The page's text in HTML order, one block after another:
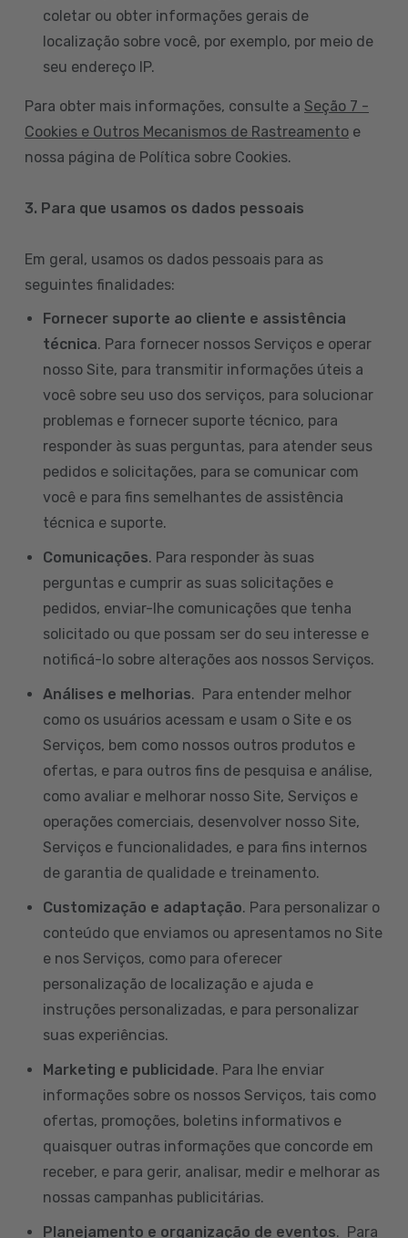
coletar ou obter informações gerais de
localização sobre você, por exemplo, por meio de
seu endereço IP.
Para obter mais informações, consulte a Seção 7 -
Cookies e Outros Mecanismos de Rastreamento e
nossa página de Política sobre Cookies.
3. Para que usamos os dados pessoais
Em geral, usamos os dados pessoais para as
seguintes finalidades:
Fornecer suporte ao cliente e assistência
técnica. Para fornecer nossos Serviços e operar
nosso Site, para transmitir informações úteis a
você sobre seu uso dos serviços, para solucionar
problemas e fornecer suporte técnico, para
responder às suas perguntas, para atender seus
pedidos e solicitações, para se comunicar com
você e para fins semelhantes de assistência
técnica e suporte.
Comunicações. Para responder às suas
perguntas e cumprir as suas solicitações e
pedidos, enviar-lhe comunicações que tenha
solicitado ou que possam ser do seu interesse e
notificá-lo sobre alterações aos nossos Serviços.
Análises e melhorias. Para entender melhor
como os usuários acessam e usam o Site e os
Serviços, bem como nossos outros produtos e
ofertas, e para outros fins de pesquisa e análise,
como avaliar e melhorar nosso Site, Serviços e
operações comerciais, desenvolver nosso Site,
Serviços e funcionalidades, e para fins internos
de garantia de qualidade e treinamento.
Customização e adaptação. Para personalizar o
conteúdo que enviamos ou apresentamos no Site
e nos Serviços, como para oferecer
personalização de localização e ajuda e
instruções personalizadas, e para personalizar
suas experiências.
Marketing e publicidade. Para lhe enviar
informações sobre os nossos Serviços, tais como
ofertas, promoções, boletins informativos e
quaisquer outras informações que concorde em
receber, e para gerir, analisar, medir e melhorar as
nossas campanhas publicitárias.
Planejamento e organização de eventos. Para